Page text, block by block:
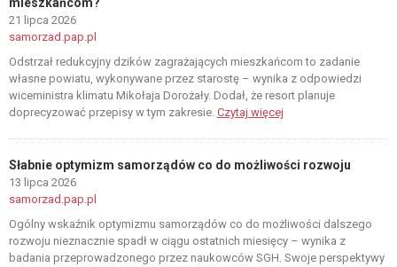
21 lipca 2026
samorzad.pap.pl
Odstrzał redukcyjny dzików zagrażających mieszkańcom to zadanie
własne powiatu, wykonywane przez starostę – wynika z odpowiedzi
wiceministra klimatu Mikołaja Dorożały. Dodał, że resort planuje
doprecyzować przepisy w tym zakresie. Czytaj więcej
Słabnie optymizm samorządów co do możliwości rozwoju
13 lipca 2026
samorzad.pap.pl
Ogólny wskaźnik optymizmu samorządów co do możliwości dalszego
rozwoju nieznacznie spadł w ciągu ostatnich miesięcy – wynika z
badania przeprowadzonego przez naukowców SGH. Swoje perspektywy